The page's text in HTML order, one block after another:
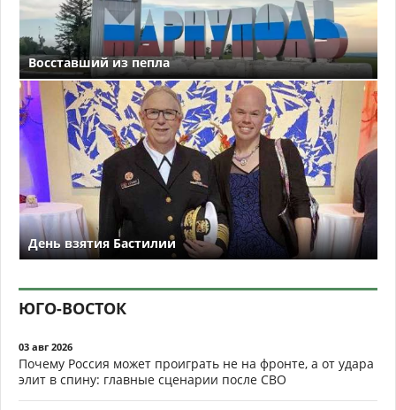
Восставший из пепла
День взятия Бастилии
ЮГО-ВОСТОК
03 авг 2026
Почему Россия может проиграть не на фронте, а от удара
элит в спину: главные сценарии после СВО